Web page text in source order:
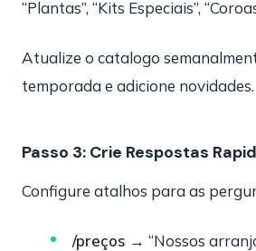
“Plantas”, “Kits Especiais”,
Atualize o catalogo
temporada e adicione novidades.
Passo 3: Crie Respostas
Configure atalhos para as
/preços → “Nossos